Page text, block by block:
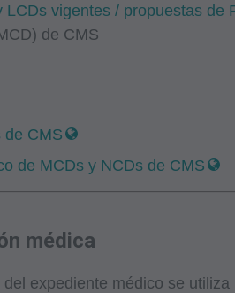
LCDs vigentes / propuestas de
de CMS
de CMS
de MCDs y NCDs de CMS
médica
expediente médico se